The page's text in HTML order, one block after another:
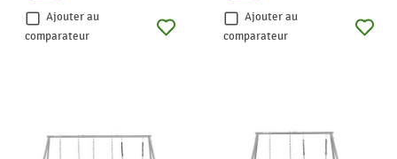
Ajouter au
comparateur
Ajouter au
comparateur